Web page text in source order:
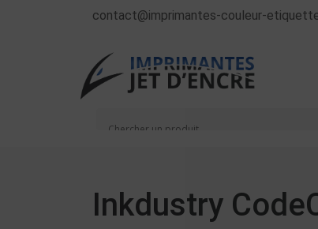
contact@imprimantes-couleur-
Inkdustry